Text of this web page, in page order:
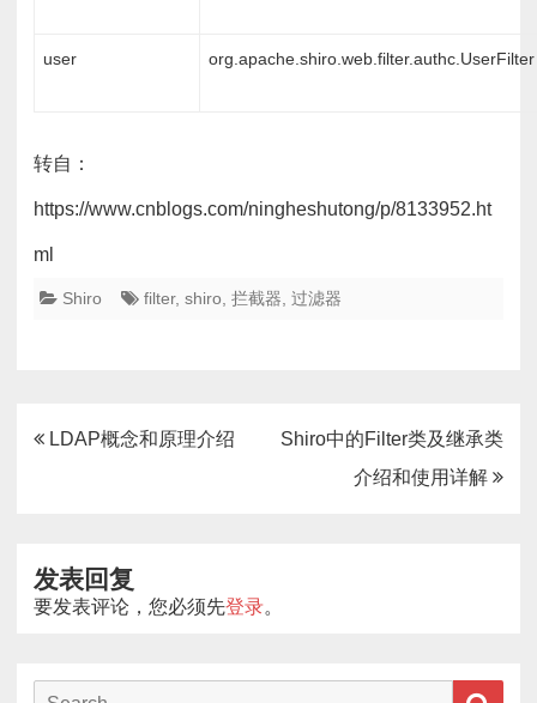
user org.apache.shiro.web.filter.authc.UserFilter
转自：
https://www.cnblogs.com/ningheshutong/p/8133952.ht
ml
Shiro filter, shiro 拦截器 过滤器
文LDAP概念和原理介绍
Shiro中的Filter类及继承类
介绍和使用详解
发表回复
要发表评论，您必须先登录。
Search